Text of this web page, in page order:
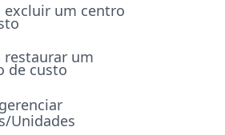
excluir um centro
restaurar um
de custo
Unidades